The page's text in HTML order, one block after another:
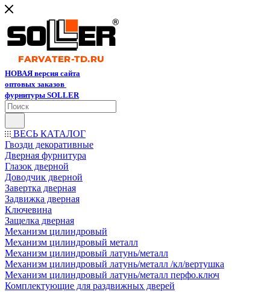
НОВАЯ версия сайта
оптовых заказов
фурнитуры SOLLER
ВЕСЬ КАТАЛОГ
Гвозди декоративные
Дверная фурнитура
Глазок дверной
Доводчик дверной
Завертка дверная
Задвижка дверная
Ключевина
Защелка дверная
Механизм цилиндровый
Механизм цилиндровый металл
Механизм цилиндровый латунь/металл
Механизм цилиндровый латунь/металл /кл/вертушка
Механизм цилиндровый латунь/металл перфо.ключ
Комплектующие для раздвижных дверей